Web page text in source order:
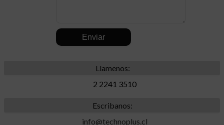
Llamenos:
2 2241 3510
Escribanos:
info@technoplus.cl